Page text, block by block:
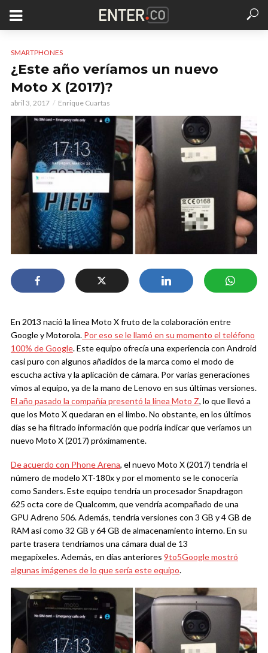
SMARTPHONES
¿Este año veríamos un nuevo
Moto X (2017)?
abril 3, 2017 Enrique Cuartas
En 2013 nació la línea Moto X fruto de la colaboración entre
Google y Motorola. Por eso se le llamó en su momento el teléfono
100% de Google. Este equipo ofrecía una experiencia con Android
casi puro con algunos añadidos de la marca como el modo de
escucha activa y la aplicación de cámara. Por varias generaciones
vimos al equipo, ya de la mano de Lenovo en sus últimas versiones.
El año pasado la compañía presentó la línea Moto Z, lo que llevó a
que los Moto X quedaran en el limbo. No obstante, en los últimos
días se ha filtrado información que podría indicar que veríamos un
nuevo Moto X (2017) próximamente.
De acuerdo con Phone Arena, el nuevo Moto X (2017) tendría el
número de modelo XT-180x y por el momento se le conocería
como Sanders. Este equipo tendría un procesador Snapdragon
625 octa core de Qualcomm, que vendría acompañado de una
GPU Adreno 506. Además, tendría versiones con 3 GB y 4 GB de
RAM así como 32 GB y 64 GB de almacenamiento interno. En su
parte trasera tendríamos una cámara dual de 13
megapixeles. Además, en días anteriores 9to5Google mostró
algunas imágenes de lo que sería este equipo.